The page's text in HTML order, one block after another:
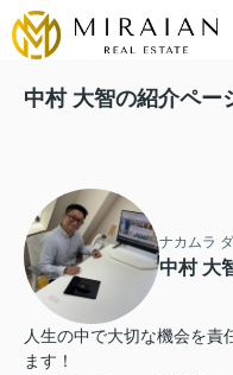
中村 大智の紹介ペー
ナカムラ
中村 大
人生の中で大切な機会を責
ます！